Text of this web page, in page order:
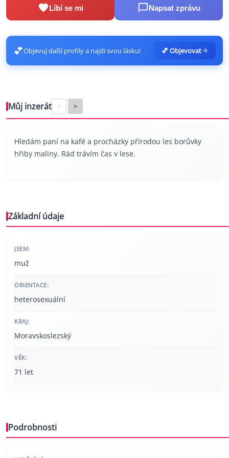
Líbí se mi Napsat zprávu
💕Objevuj další profily a najdi svou lásku! 💕 Objevovat
Můj inzerát < >
Hledám paní na kafé a procházky přírodou les borůvky
hřiby maliny. Rád trávím čas v lese.
Základní údaje
JSEM:
muž
ORIENTACE:
heterosexuální
KRAJ:
Moravskoslezský
VĚK:
71 let
Podrobnosti